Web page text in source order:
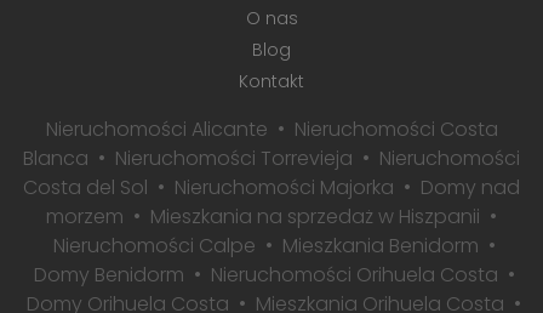
O nas
Blog
Kontakt
Nieruchomości Alicante
Nieruchomości Costa
Blanca
Nieruchomości Torrevieja
Nieruchomości
Costa del Sol
Nieruchomości Majorka
Domy nad
morzem
Mieszkania na sprzedaż w Hiszpanii
Nieruchomości Calpe
Mieszkania Benidorm
Domy Benidorm
Nieruchomości Orihuela Costa
Domy Orihuela Costa
Mieszkania Orihuela Costa